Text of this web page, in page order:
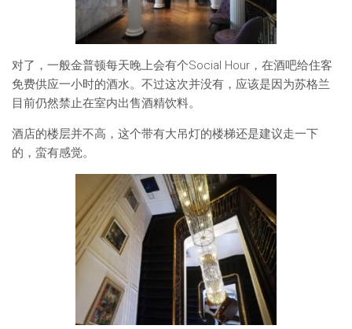
对了，一般金普顿每天晚上会有个Social Hour，在酒吧给住客
免费供应一小时的酒水。不过这次并没有，应该是因为苏格兰
目前仍然禁止在室内出售酒精饮料。
酒店的楼层并不高，这个带有大吊灯的楼梯还是建议走一下
的，蛮有感觉。